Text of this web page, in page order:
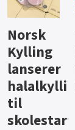
Knalltall
for Açai
Bowl